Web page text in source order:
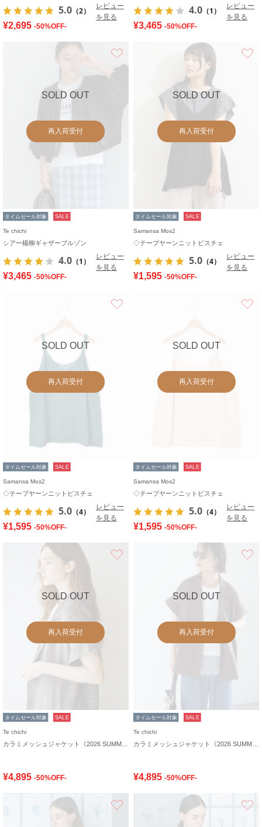
5.0 （2）
レビュー
を見る
¥2,695 -50%OFF-
4.0 （1）
レビュー
を見る
¥3,465 -50%OFF-
SOLD OUT
再入荷受付
タイムセール対象 SALE
Te chichi
シアー楊柳ギャザーブルゾン
4.0 （1）
レビュー
を見る
¥3,465 -50%OFF-
SOLD OUT
再入荷受付
タイムセール対象 SALE
Samansa Mos2
◇テープヤーンニットビスチェ
5.0 （4）
レビュー
を見る
¥1,595 -50%OFF-
SOLD OUT
再入荷受付
タイムセール対象 SALE
Samansa Mos2
◇テープヤーンニットビスチェ
5.0 （4）
レビュー
を見る
¥1,595 -50%OFF-
SOLD OUT
再入荷受付
タイムセール対象 SALE
Samansa Mos2
◇テープヤーンニットビスチェ
5.0 （4）
レビュー
を見る
¥1,595 -50%OFF-
SOLD OUT
再入荷受付
タイムセール対象 SALE
Te chichi
¥4,895 -50%OFF-
SOLD OUT
再入荷受付
タイムセール対象 SALE
Te chichi
¥4,895 -50%OFF-